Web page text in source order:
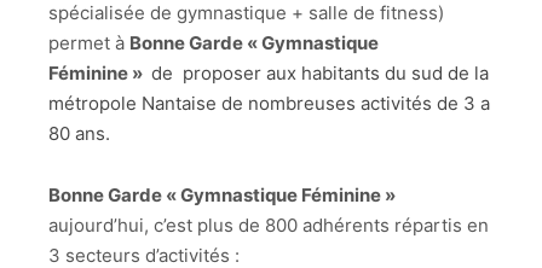
spécialisée de gymnastique + salle de fitness)
permet à Bonne Garde « Gymnastique
Féminine » de proposer aux habitants du sud de la
métropole Nantaise de nombreuses activités de 3 a
80 ans.
Bonne Garde « Gymnastique Féminine »
aujourd’hui, c’est plus de 800 adhérents répartis en
3 secteurs d’activités :